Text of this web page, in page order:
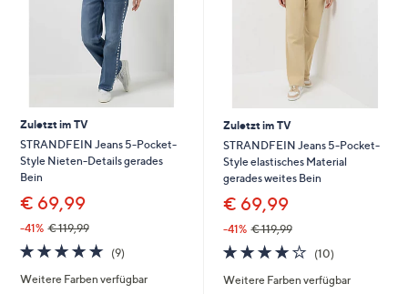
Zuletzt im TV
STRANDFEIN Jeans 5-Pocket-
Style Nieten-Details gerades
Bein
€ 69,99
-41% € 119,99
4.7
von
5
(9)9
Weitere Farben verfügbar
Zuletzt im TV
STRANDFEIN Jeans 5-Pocket-
Style elastisches Material
gerades weites Bein
€ 69,99
-41% € 119,99
4.2
von
5
(10)10
Weitere Farben verfügbar